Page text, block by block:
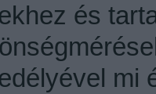
és
mi